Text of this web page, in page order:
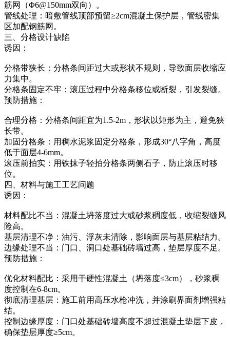
筋网（Φ6@150mm双向）。
管线处理：暗敷管线顶部预留≥2cm混凝土保护层，管线密集
区加配钢筋网。
三、分格设计缺陷
诱因：
分格带狭长：分格条间距过大或形状不规则，导致面层收缩应
力集中。
分格条固定不牢：滚压过程中分格条移位或断裂，引发裂缝。
预防措施：
合理分格：分格条间距宜为1.5-2m，形状以矩形为主，避免狭
长带。
加固分格条：用稠水泥浆固定分格条，形成30°八字角，高度
低于面层4-6mm。
滚压前拍实：用铁抹子轻拍分格条两侧石子，防止滚压时移
位。
四、材料与施工工艺问题
诱因：
材料配比不当：混凝土坍落度过大或砂浆稠度低，收缩裂缝风
险高。
基层清理不净：油污、浮灰未清除，影响面层与基层粘结力。
边缘处理不当：门口、洞口处基础砖墙过高，垫层厚度不足。
预防措施：
优化材料配比：采用干硬性混凝土（坍落度≤3cm），砂浆稠
度控制在6-8cm。
彻底清理基层：施工前用高压水枪冲洗，并涂刷界面剂增强粘
结。
控制边缘厚度：门口处基础砖墙高度不超过混凝土垫层下皮，
确保垫层厚度≥5cm。